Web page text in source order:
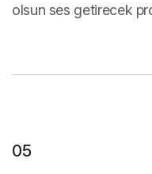
olsun ses getirecek
05